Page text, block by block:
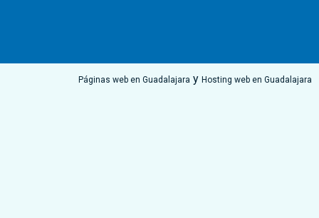
Páginas web en Guadalajara y Hosting web en Guadalajara